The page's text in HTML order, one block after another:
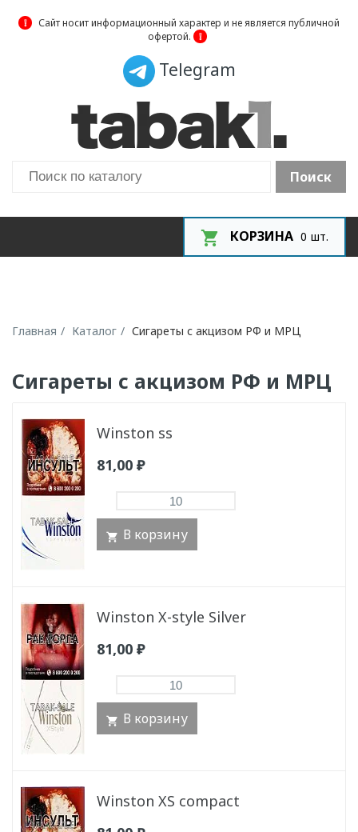
❕
Сайт носит информационный характер и не является публичной
офертой.
❕
Поиск
Telegram
КОРЗИНА 0 шт.
Главная Каталог Сигареты с акцизом РФ и МРЦ
Сигареты с акцизом РФ и МРЦ
Winston ss
81,00 ₽
В корзину
Winston X-style Silver
81,00 ₽
В корзину
Winston XS compact